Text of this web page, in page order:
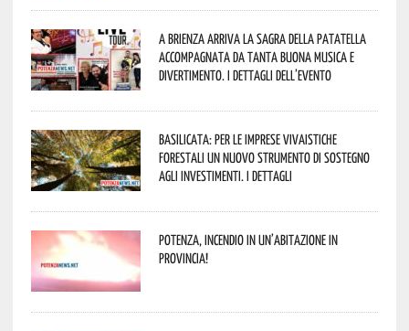
A Brienza arriva la Sagra della Patatella
accompagnata da tanta buona musica e
divertimento. I dettagli dell’evento
Basilicata: per le imprese vivaistiche
forestali un nuovo strumento di sostegno
agli investimenti. I dettagli
Potenza, incendio in un’abitazione in
provincia!